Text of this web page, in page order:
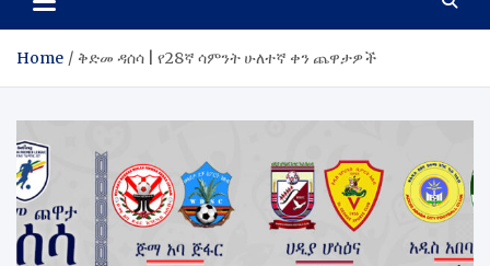
Home ቅድመ ዳሰሳ | የ28ኛ ሳምንት ሁለተኛ ቀን ጨዋታዎች